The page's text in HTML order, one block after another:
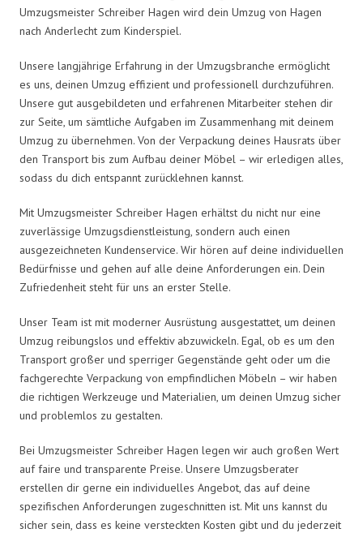
Umzugsmeister Schreiber Hagen wird dein Umzug von Hagen
nach Anderlecht zum Kinderspiel.
Unsere langjährige Erfahrung in der Umzugsbranche ermöglicht
es uns, deinen Umzug effizient und professionell durchzuführen.
Unsere gut ausgebildeten und erfahrenen Mitarbeiter stehen dir
zur Seite, um sämtliche Aufgaben im Zusammenhang mit deinem
Umzug zu übernehmen. Von der Verpackung deines Hausrats über
den Transport bis zum Aufbau deiner Möbel – wir erledigen alles,
sodass du dich entspannt zurücklehnen kannst.
Mit Umzugsmeister Schreiber Hagen erhältst du nicht nur eine
zuverlässige Umzugsdienstleistung, sondern auch einen
ausgezeichneten Kundenservice. Wir hören auf deine individuellen
Bedürfnisse und gehen auf alle deine Anforderungen ein. Dein
Zufriedenheit steht für uns an erster Stelle.
Unser Team ist mit moderner Ausrüstung ausgestattet, um deinen
Umzug reibungslos und effektiv abzuwickeln. Egal, ob es um den
Transport großer und sperriger Gegenstände geht oder um die
fachgerechte Verpackung von empfindlichen Möbeln – wir haben
die richtigen Werkzeuge und Materialien, um deinen Umzug sicher
und problemlos zu gestalten.
Bei Umzugsmeister Schreiber Hagen legen wir auch großen Wert
auf faire und transparente Preise. Unsere Umzugsberater
erstellen dir gerne ein individuelles Angebot, das auf deine
spezifischen Anforderungen zugeschnitten ist. Mit uns kannst du
sicher sein, dass es keine versteckten Kosten gibt und du jederzeit